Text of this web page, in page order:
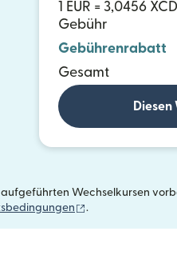
1 EUR = 3,0456 XCD
Gebühr
Gebührenrabatt
Gesamt
Wechselkursen
(wird in einem
.